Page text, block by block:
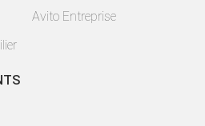
Avito Entreprise